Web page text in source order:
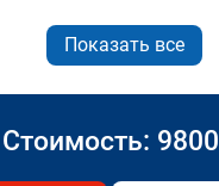
Показать все
Стоимость: 9800